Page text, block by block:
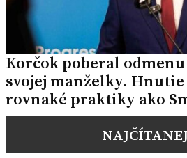
Korčok poberal
svojej manželky.
rovnaké praktiky ako